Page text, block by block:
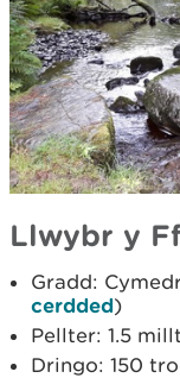
Llwybr y
Gradd:
cerdded)
Pellter: 1.5
Dringo: 150